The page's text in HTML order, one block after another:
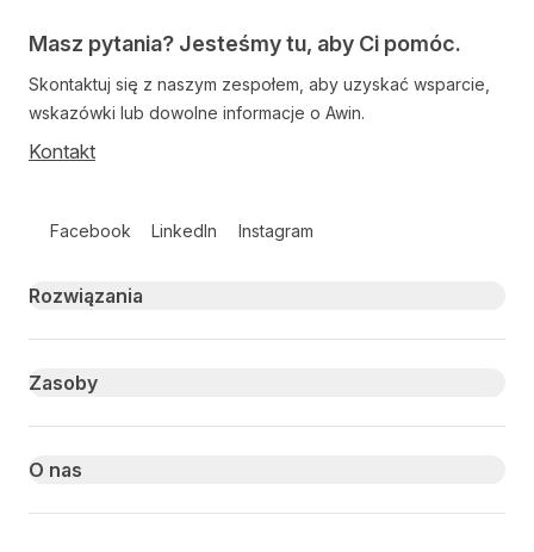
Masz pytania? Jesteśmy tu, aby Ci pomóc.
Skontaktuj się z naszym zespołem, aby uzyskać wsparcie,
wskazówki lub dowolne informacje o Awin.
Kontakt
Facebook LinkedIn Instagram
Primary footer navigation
Rozwiązania
Zasoby
O nas